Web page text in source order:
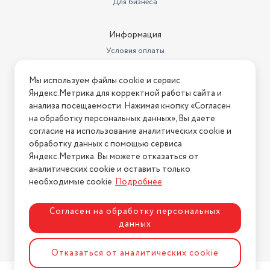
Информация
Условия оплаты
Условия возврата
Нашли ошибку на сайте? Напишите нам
2026 © Интернет-магазин "АстМаркет". У нас есть всё!
Политика конфиденциальности
Разработка сайтаASTDESIGN
Мы используем файлы cookie и сервис
Яндекс.Метрика для корректной работы сайта и
анализа посещаемости. Нажимая кнопку «Согласен
на обработку персональных данных», Вы даете
согласие на использование аналитических cookie и
обработку данных с помощью сервиса
Яндекс.Метрика. Вы можете отказаться от
аналитических cookie и оставить только
необходимые cookie.Подробнее.
Согласен на обработку персональных
данных
Отказаться от аналитических cookie